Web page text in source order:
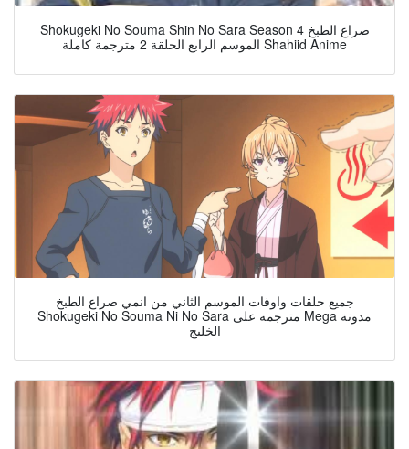
Shokugeki No Souma Shin No Sara Season 4 صراع الطبخ
الموسم الرابع الحلقة 2 مترجمة كاملة Shahiid Anime
جميع حلقات واوفات الموسم الثاني من انمي صراع الطبخ
Shokugeki No Souma Ni No Sara مترجمه على Mega مدونة
الخليج